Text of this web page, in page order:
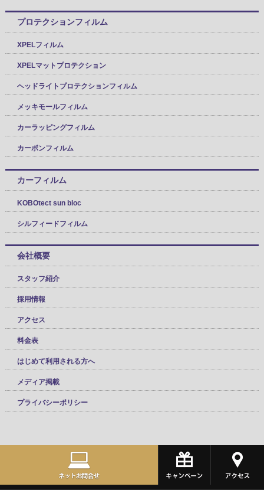
プロテクションフィルム
XPELフィルム
XPELマットプロテクション
ヘッドライトプロテクションフィルム
メッキモールフィルム
カーラッピングフィルム
カーボンフィルム
カーフィルム
KOBOtect sun bloc
シルフィードフィルム
会社概要
スタッフ紹介
採用情報
アクセス
料金表
はじめて利用される方へ
メディア掲載
プライバシーポリシー
車のコーティング施工専門店 千葉・東京All
Rights Reserved